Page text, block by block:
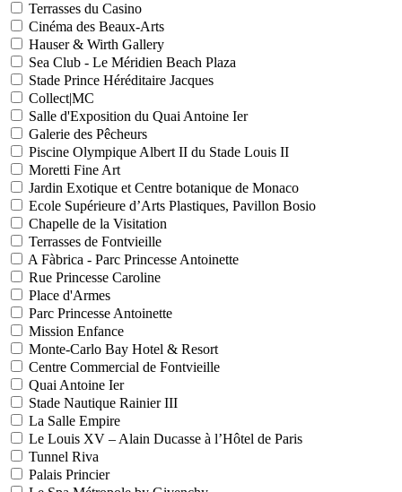
Terrasses du Casino
Cinéma des Beaux-Arts
Hauser & Wirth Gallery
Sea Club - Le Méridien Beach Plaza
Stade Prince Héréditaire Jacques
Collect|MC
Salle d'Exposition du Quai Antoine Ier
Galerie des Pêcheurs
Piscine Olympique Albert II du Stade Louis II
Moretti Fine Art
Jardin Exotique et Centre botanique de Monaco
Ecole Supérieure d’Arts Plastiques, Pavillon Bosio
Chapelle de la Visitation
Terrasses de Fontvieille
A Fàbrica - Parc Princesse Antoinette
Rue Princesse Caroline
Place d'Armes
Parc Princesse Antoinette
Mission Enfance
Monte-Carlo Bay Hotel & Resort
Centre Commercial de Fontvieille
Quai Antoine Ier
Stade Nautique Rainier III
La Salle Empire
Le Louis XV – Alain Ducasse à l’Hôtel de Paris
Tunnel Riva
Palais Princier